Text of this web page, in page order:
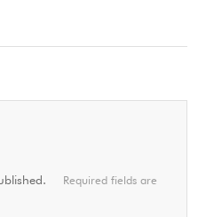
Required fields are